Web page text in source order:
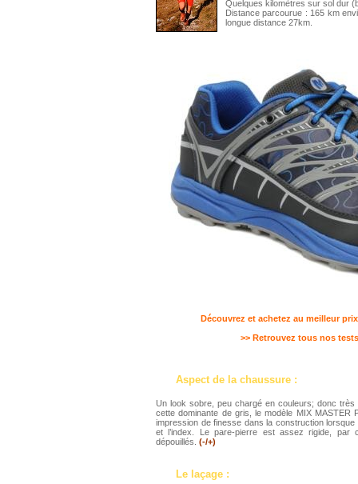
Quelques kilomètres sur sol dur
Distance parcourue : 165 km
longue distance 27km.
Découvrez et achetez au meilleur
>> Retrouvez tous nos
Aspect de la chaussure :
Un look sobre, peu chargé en couleurs; donc
cette dominante de gris, le modèle MIX
impression de finesse dans la construction lorsque
et l’index. Le pare-pierre est assez rigide,
dépouillés. (-/+)
Le laçage :